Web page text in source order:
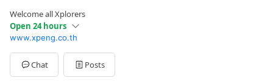
Welcome all Xplorers
Open 24 hours
SunOpen 24 hours
MonOpen 24 hours
TueOpen 24 hours
WedOpen 24 hours
www.xpeng.co.th
Chat Posts